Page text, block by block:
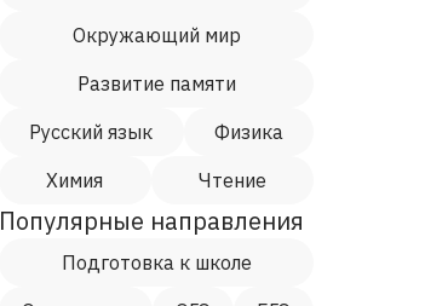
Окружающий мир
Развитие памяти
Русский язык
Физика
Химия
Чтение
Популярные направления
Подготовка к школе